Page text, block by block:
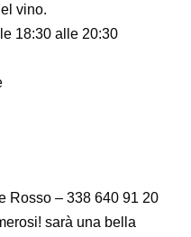
vino.
18:30 alle 20:30
Rosso – 338 640 91 20
sarà una bella